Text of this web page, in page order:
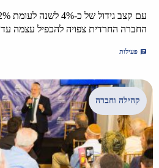
החברה החרדית צפויה להכפיל עצמה עד 2040...
פעילות
קהילה וחברה